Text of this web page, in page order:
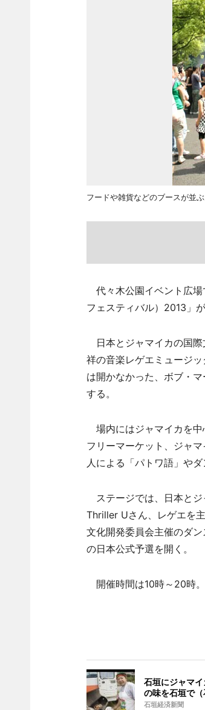
フードや雑貨などのブースが並
代々木公園イベント広場
フェスティバル）2013」が
日本とジャマイカの国際
祥の音楽レゲエミュージ
は開かなかった、ボブ・
する。
場内にはジャマイカを中
フリーマーケット、ジャ
人による「パトワ語」やダ
ステージでは、日本とジ
Thriller Uさん、レゲエを
文化開発委員会主催のダ
の日本公式予選を開く。
開催時間は10時～20時。
石垣にジャマ
の味を石垣で（
石垣経済新聞